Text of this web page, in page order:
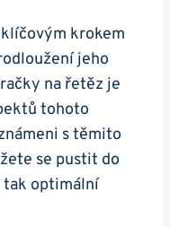
krokem
jeho​
na řetěz je
tohoto
s těmito
se pustit do
tak optimální